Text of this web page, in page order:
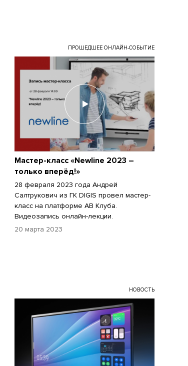
ПРОШЕДШЕЕ ОНЛАЙН-СОБЫТИЕ
Мастер-класс «Newline 2023 –
только вперёд!»
28 февраля 2023 года Андрей
Салтрукович из ГК DIGIS провел мастер-
класс на платформе АВ Клуба.
Видеозапись онлайн-лекции.
20 марта 2023
НОВОСТЬ